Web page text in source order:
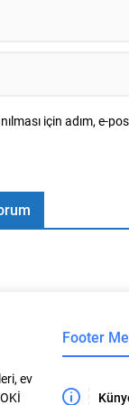
için adım, e-
ev
Footer